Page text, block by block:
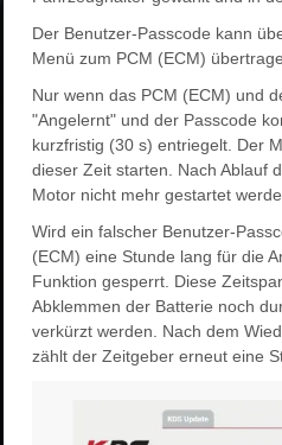
Der Benutzer-Passcode kann
Menü zum PCM (ECM)
Nur wenn das PCM (ECM) und
"Angelernt" und der Passcode
kurzfristig (30 s) entriegelt. Der
dieser Zeit starten. Nach Ablauf
Motor nicht mehr gestartet
Wird ein falscher Benutzer-
(ECM) eine Stunde lang für die
Funktion gesperrt. Diese
Abklemmen der Batterie noch
verkürzt werden. Nach dem
zählt der Zeitgeber erneut eine